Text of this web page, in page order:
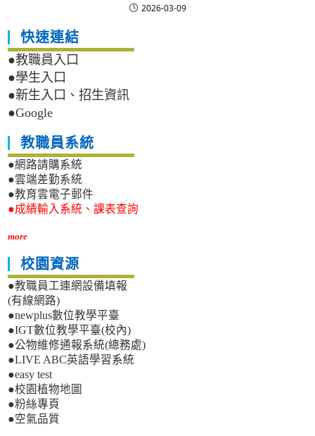
2026-03-09
快速連結
●教職員入口
●學生入口
●新生入口、招生資訊
●Google
教職員系統
●網路請購系統
●雲端差勤系統
●教育雲電子郵件
●成績輸入系統、課表查詢
more
校園資源
●教職員工連網設備填報
(有線網路)
●newplus數位教學平臺
●IGT數位教學平臺(校內)
●公物維修通報系統(總務處)
●LIVE ABC英語學習系統
●easy test
●校園植物地圖
●粉絲專頁
●空氣品質